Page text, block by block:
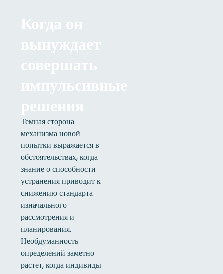
Когда он
вынуждает
совершать
импульсивные
решения
Темная сторона
механизма новой
попытки выражается в
обстоятельствах, когда
знание о способности
устранения приводит к
снижению стандарта
изначального
рассмотрения и
планирования.
Необдуманность
определений заметно
растет, когда индивиды